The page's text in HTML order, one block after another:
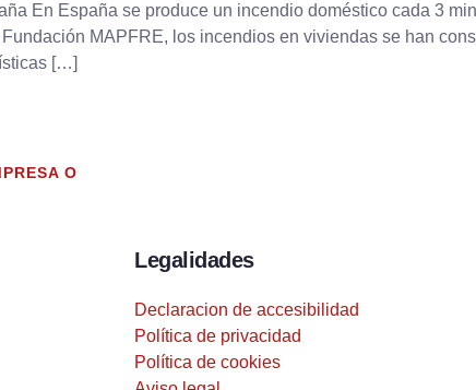
En España se produce un incendio doméstico cada 3
MAPFRE, los incendios en viviendas se han
[…]
O
Legalidades
Declaracion de accesibilidad
Política de privacidad
Política de cookies